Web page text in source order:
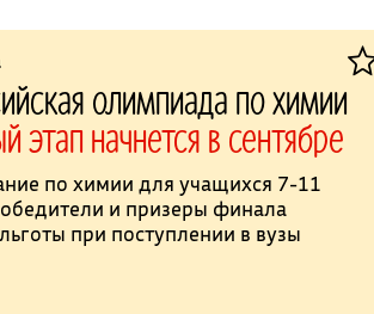
олимпиада по химии
этап начнется в сентябре
по химии для учащихся 7-11
и призеры финала
при поступлении в вузы